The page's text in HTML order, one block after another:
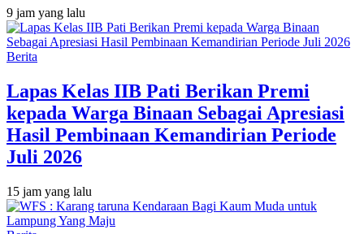
9 jam yang lalu
Berita
Lapas Kelas IIB Pati Berikan Premi
kepada Warga Binaan Sebagai Apresiasi
Hasil Pembinaan Kemandirian Periode
Juli 2026
15 jam yang lalu